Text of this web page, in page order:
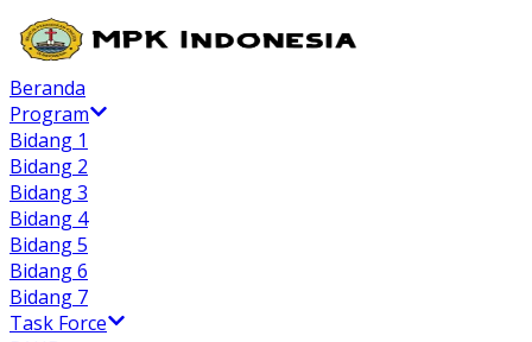
Beranda
Program
Bidang 1
Bidang 2
Bidang 3
Bidang 4
Bidang 5
Bidang 6
Bidang 7
Task Force